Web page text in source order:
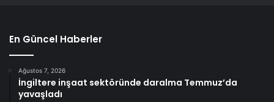
En Güncel Haberler
Ağustos 7, 2026
İngiltere inşaat sektöründe daralma Temmuz’da
yavaşladı